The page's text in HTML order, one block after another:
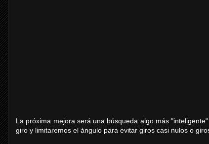
La próxima mejora será una búsqueda algo más
giro y limitaremos el ángulo para evitar giros casi nulos o